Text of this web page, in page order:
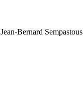
Jean-Bernard Sempastous